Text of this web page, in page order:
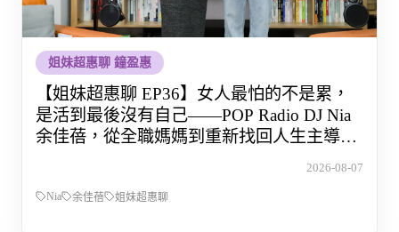
姐妹超惠聊 鐘盈惠
【姐妹超惠聊 EP36】女人最怕的不是累，
是活到最後沒有自己——POP Radio DJ Nia
余佳蓓，從全職媽媽到重新找回人生主導權
2026-08-07
Nia 余佳蓓 姐妹超惠聊